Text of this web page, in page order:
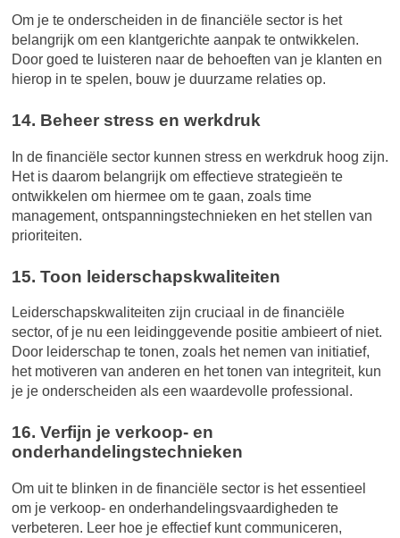
Om je te onderscheiden in de financiële sector is het
belangrijk om een klantgerichte aanpak te ontwikkelen.
Door goed te luisteren naar de behoeften van je klanten en
hierop in te spelen, bouw je duurzame relaties op.
14. Beheer stress en werkdruk
In de financiële sector kunnen stress en werkdruk hoog zijn.
Het is daarom belangrijk om effectieve strategieën te
ontwikkelen om hiermee om te gaan, zoals time
management, ontspanningstechnieken en het stellen van
prioriteiten.
15. Toon leiderschapskwaliteiten
Leiderschapskwaliteiten zijn cruciaal in de financiële
sector, of je nu een leidinggevende positie ambieert of niet.
Door leiderschap te tonen, zoals het nemen van initiatief,
het motiveren van anderen en het tonen van integriteit, kun
je je onderscheiden als een waardevolle professional.
16. Verfijn je verkoop- en
onderhandelingstechnieken
Om uit te blinken in de financiële sector is het essentieel
om je verkoop- en onderhandelingsvaardigheden te
verbeteren. Leer hoe je effectief kunt communiceren,